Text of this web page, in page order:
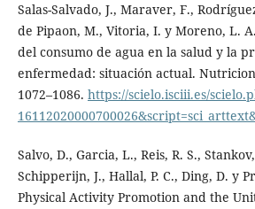
Salas-Salvado, J., Maraver, F.,
de Pipaon, M., Vitoria, I. y Moreno, L.
del consumo de agua en la salud y la
enfermedad: situación actual.
1072–1086. https://scielo.isciii.es/
Salvo, D., Garcia, L., Reis, R. S.,
Schipperijn, J., Hallal, P. C., Ding, D. y
Physical Activity Promotion and the